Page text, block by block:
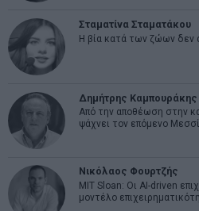
Σταματίνα Σταματάκου
Η βία κατά των ζώων δεν
Δημήτρης Καμπουράκης
Από την αποθέωση στην
ψάχνει τον επόμενο
Νικόλαος Φουρτζής
MIT Sloan: Οι AI-driven
μοντέλο